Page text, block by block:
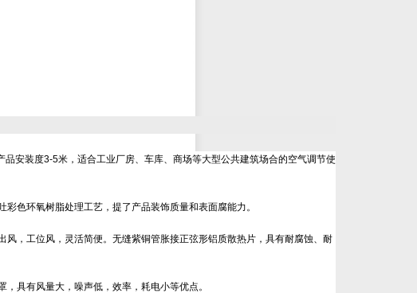
安装度3-5米，适合工业厂房、车库、商场等大型公共建筑场合的空气调节使
色环氧树脂处理工艺，提了产品装饰质量和表面腐能力。
，工位风，灵活简便。无缝紫铜管胀接正弦形铝质散热片，具有耐腐蚀、耐
具有风量大，噪声低，效率，耗电小等优点。